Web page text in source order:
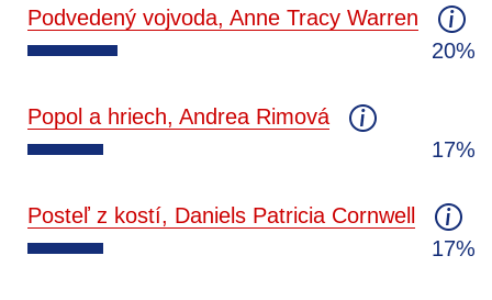
Podvedený vojvoda, Anne Tracy Warren
20%
Popol a hriech, Andrea Rimová
17%
Posteľ z kostí, Daniels Patricia Cornwell
17%